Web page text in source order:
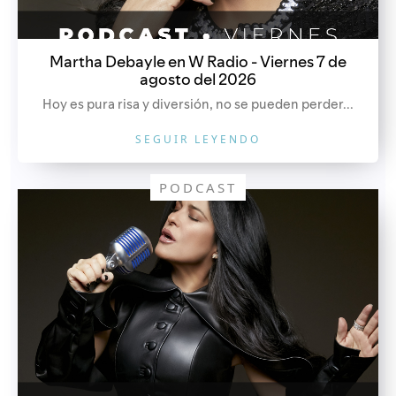
Martha Debayle en W Radio - Viernes 7 de
agosto del 2026
Hoy es pura risa y diversión, no se pueden perder...
SEGUIR LEYENDO
PODCAST